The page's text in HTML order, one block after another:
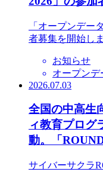
「オープンデー
者募集を開始し
お知らせ
オープンデ
2026.07.03
全国の中高生
ィ教育プログ
動。「
サイバーサクラ